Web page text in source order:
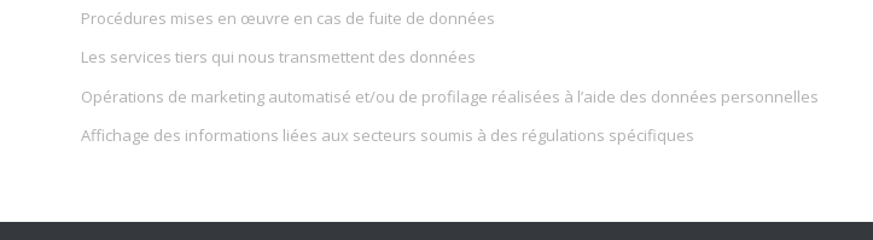
Procédures mises en œuvre en cas de fuite de données
Les services tiers qui nous transmettent des données
Opérations de marketing automatisé et/ou de profilage réalisées à l’aide des données personnelles
Affichage des informations liées aux secteurs soumis à des régulations spécifiques